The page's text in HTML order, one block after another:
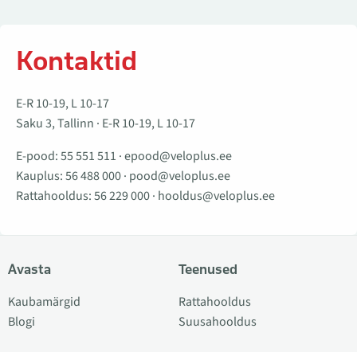
Kontaktid
E-R 10-19, L 10-17
Saku 3, Tallinn · E-R 10-19, L 10-17
E-pood:55 551 511 ·epood@veloplus.ee
Kauplus:56 488 000· pood@veloplus.ee
Rattahooldus:56 229 000· hooldus@veloplus.ee
Avasta
Kaubamärgid
Blogi
Teenused
Rattahooldus
Suusahooldus